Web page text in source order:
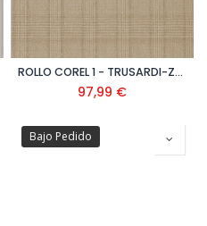
ROLLO COREL 1 - TRUSARDI-Z5855
97,99 €
Bajo Pedido